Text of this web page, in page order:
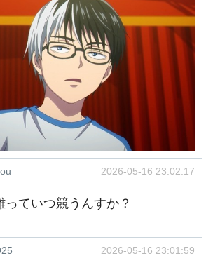
2026-05-16 23:02:17
ていつ競うんすか？
2026-05-16 23:01:59